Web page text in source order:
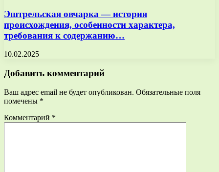
Эштрельская овчарка — история
происхождения, особенности характера,
требования к содержанию…
10.02.2025
Добавить комментарий
Ваш адрес email не будет опубликован. Обязательные поля
помечены *
Комментарий *